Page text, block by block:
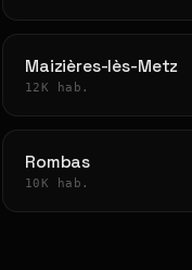
Maizières-lès-Metz
12K hab.
Rombas
10K hab.